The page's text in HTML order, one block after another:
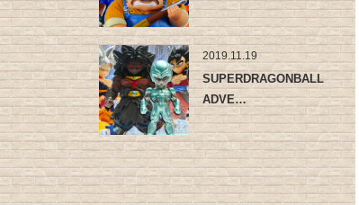
2019.11.19
SUPERDRAGONBALLHEROS
ADVE…